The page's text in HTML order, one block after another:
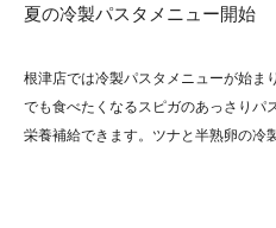
夏の冷製パスタメニュー開始
根津店では冷製パスタメニューが始ま
でも食べたくなるスピガのあっさりパ
栄養補給できます。ツナと半熟卵の冷